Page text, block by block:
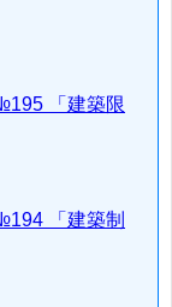
「建築限
「建築制